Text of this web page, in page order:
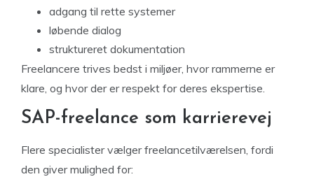
adgang til rette systemer
løbende dialog
struktureret dokumentation
Freelancere trives bedst i miljøer, hvor rammerne er
klare, og hvor der er respekt for deres ekspertise.
SAP-freelance som karrierevej
Flere specialister vælger freelancetilværelsen, fordi
den giver mulighed for: